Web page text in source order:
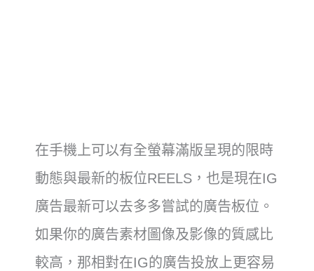
在手機上可以有全螢幕滿版呈現的限時
動態與最新的板位REELS，也是現在IG
廣告最新可以去多多嘗試的廣告板位。
如果你的廣告素材圖像及影像的質感比
較高，那相對在IG的廣告投放上更容易